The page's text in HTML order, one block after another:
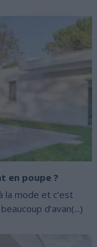
en poupe ?
la mode et c’est
d’avan(...)